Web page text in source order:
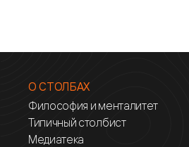
О СТОЛБАХ
Философия и менталитет
Типичный столбист
Медиатека